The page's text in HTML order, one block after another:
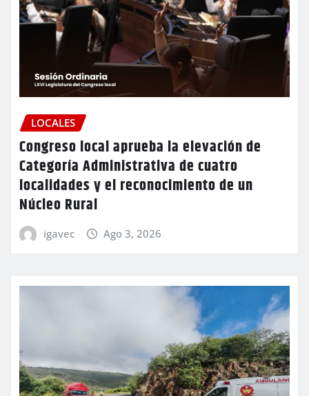
LOCALES
Congreso local aprueba la elevación de
Categoría Administrativa de cuatro
localidades y el reconocimiento de un
Núcleo Rural
igavec Ago 3, 2026